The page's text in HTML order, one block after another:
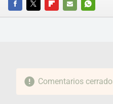
FACEBOOKTWITTERFLIPBOARD
E-
Comentarios